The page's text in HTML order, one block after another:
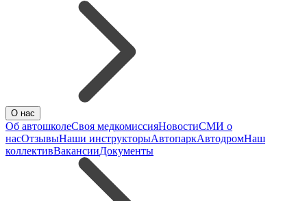
О нас
Об автошколеСвоя медкомиссияНовостиСМИ о
насОтзывыНаши инструкторыАвтопаркАвтодромНаш
коллективВакансииДокументы